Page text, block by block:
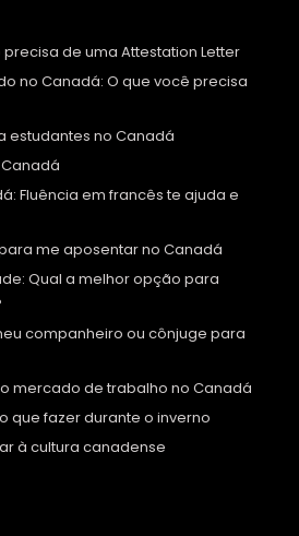
de uma Attestation Letter
no Canadá: O que você precisa
estudantes no Canadá
Fluência em francês te ajuda e
me aposentar no Canadá
Qual a melhor opção para
companheiro ou cônjuge para
mercado de trabalho no Canadá
que fazer durante o inverno
à cultura canadense